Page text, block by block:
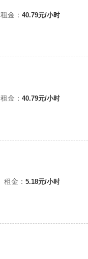
租金： 40.79元/小时
租金： 40.79元/小时
租金： 5.18元/小时